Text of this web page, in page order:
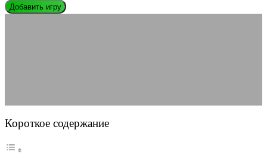
Добавить игру
Короткое содержание